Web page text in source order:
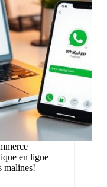
en ligne
malines!